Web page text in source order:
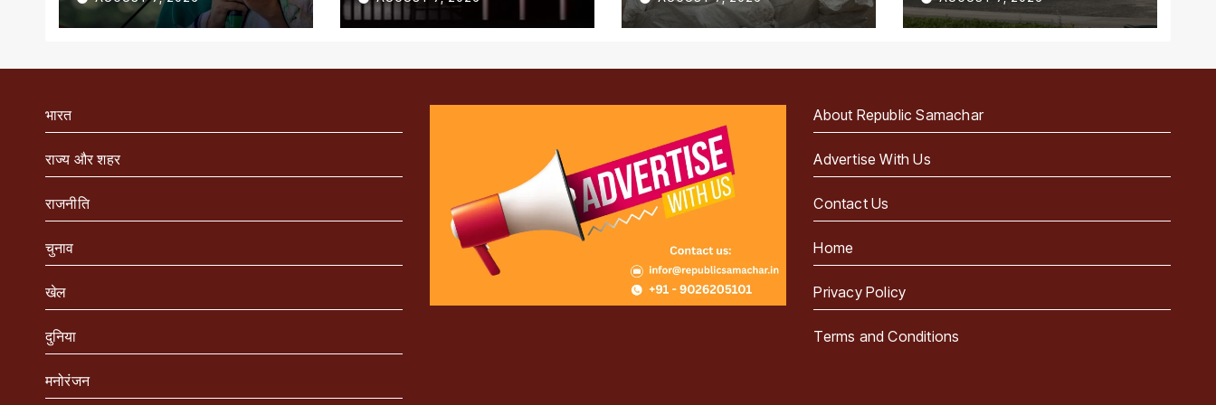
पहला राज्य
भारत
राज्य और शहर
राजनीति
चुनाव
खेल
दुनिया
मनोरंजन
About Republic Samachar
Advertise With Us
Contact Us
Home
Privacy Policy
Terms and Conditions